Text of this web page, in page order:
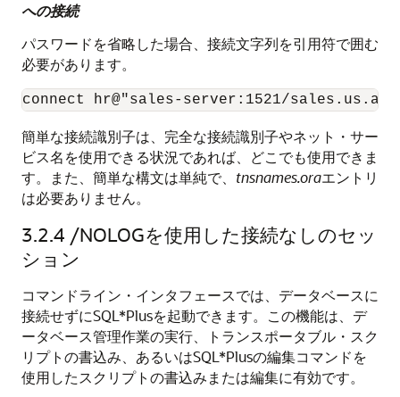
への接続
パスワードを省略した場合、接続文字列を引用符で囲む
必要があります。
connect hr@"sales-server:1521/
簡単な接続識別子は、完全な接続識別子やネット・サー
ビス名を使用できる状況であれば、どこでも使用できま
す。また、簡単な構文は単純で、 tnsnames.oraエントリ
は必要ありません。
3.2.4 /NOLOGを使用した接続なしのセッ
ション
コマンドライン・インタフェースでは、データベースに
接続せずにSQL*Plusを起動できます。この機能は、デ
ータベース管理作業の実行、トランスポータブル・スク
リプトの書込み、あるいはSQL*Plusの編集コマンドを
使用したスクリプトの書込みまたは編集に有効です。